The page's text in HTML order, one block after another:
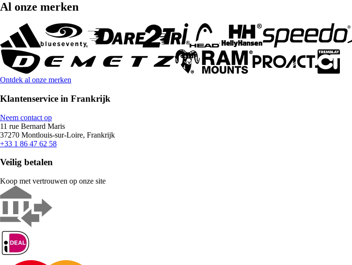
Al onze merken
Ontdek al onze merken
Klantenservice in Frankrijk
Neem contact op
11 rue Bernard Maris
37270 Montlouis-sur-Loire, Frankrijk
+33 1 86 47 62 58
Veilig betalen
Koop met vertrouwen op onze site